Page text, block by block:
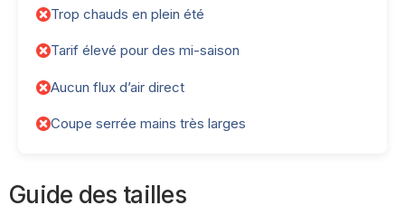
Trop chauds en plein été
Tarif élevé pour des mi-saison
Aucun flux d’air direct
Coupe serrée mains très larges
Guide des tailles